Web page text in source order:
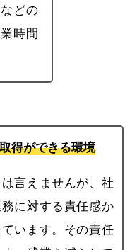
どの
時間
得ができる環境
言えませんが、社
に対する責任感か
います。その責任